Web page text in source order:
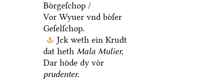
Boͤrgeſchop /
Vor Wyuer vnd boͤſer
Geſelſchop.
Jck weth ein Krudt
dat heth Mala Mulier,
Dar hoͤde dy voͤr
prudenter.